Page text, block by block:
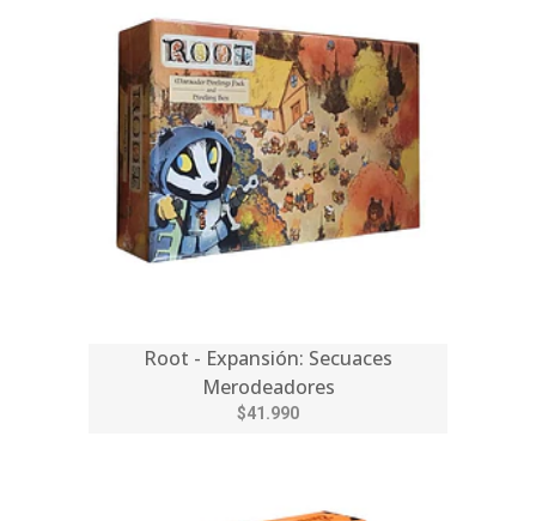
Root - Expansión: Secuaces
Merodeadores
$41.990